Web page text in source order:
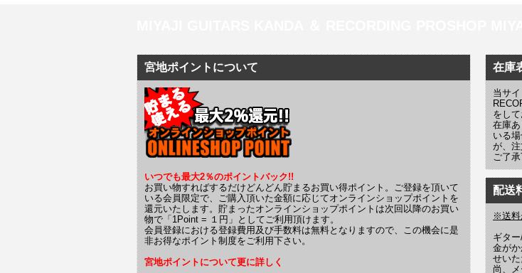
宮地ポイントについて
いつでも最大2％のポイントバック!!
お買い物すればするだけどんどん貯まるお買い得ポイント。ご登録を頂いて
いる会員限定で、ご購入頂いた金額に応じてオンラインショップポイントを
還元いたします。貯まったオンラインショップポイントは次回以降のお買い
物で「1Point = １円」としてご利用頂けます。
会員登録における登録費用及び手数料は無料となりますので、この機会に是
非お得なポイント制度をご利用下さい。
宮地ポイントについて更に詳しく
在庫
当サ
をして
在庫
いる
が、
ご了承
配送
※送料
ギタ
金が
せい
尚、